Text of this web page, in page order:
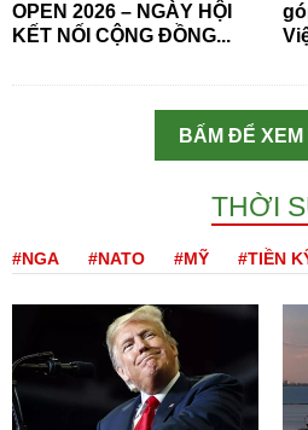
OPEN 2026 – NGÀY HỘI
KẾT NỐI CỘNG ĐỒNG...
BẤM ĐỂ XEM
THỜI
#NGA #NATO #MỸ #TIỀN